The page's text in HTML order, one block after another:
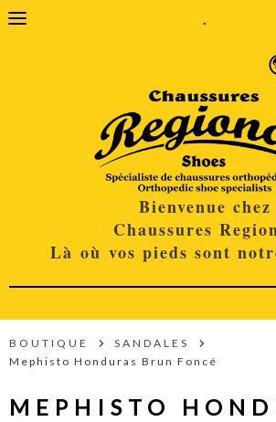
.
Bienvenue chez
Chaussures
Là où vos pieds sont
BOUTIQUE
SANDALES
Mephisto Honduras Brun Foncé
MEPHISTO